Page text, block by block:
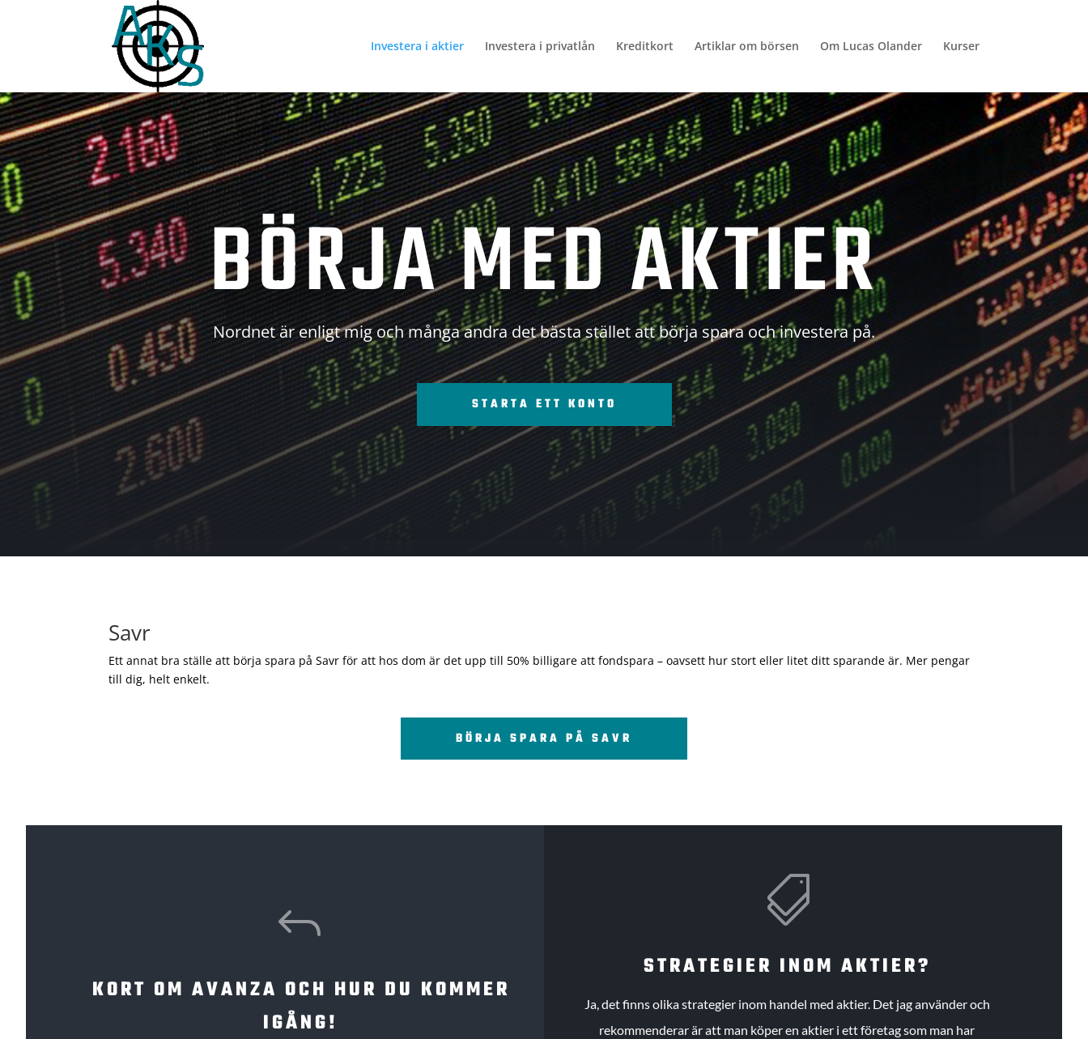
Investera i aktier Investera i privatlån Kreditkort Artiklar om börsen Om Lucas Olander Kurser
BÖRJA MED AKTIER
Nordnet är enligt mig och många andra det bästa stället att börja spara och investera på.
STARTA ETT KONTO
Savr
Ett annat bra ställe att börja spara på Savr för att hos dom är det upp till 50% billigare att fondspara – oavsett hur stort eller litet ditt sparande är. Mer pengar
till dig, helt enkelt.
BÖRJA SPARA PÅ SAVR
J
KORT OM AVANZA OCH HUR DU KOMMER
IGÅNG!

STRATEGIER INOM AKTIER?
Ja, det finns olika strategier inom handel med aktier. Det jag använder och
rekommenderar är att man köper en aktier i ett företag som man har